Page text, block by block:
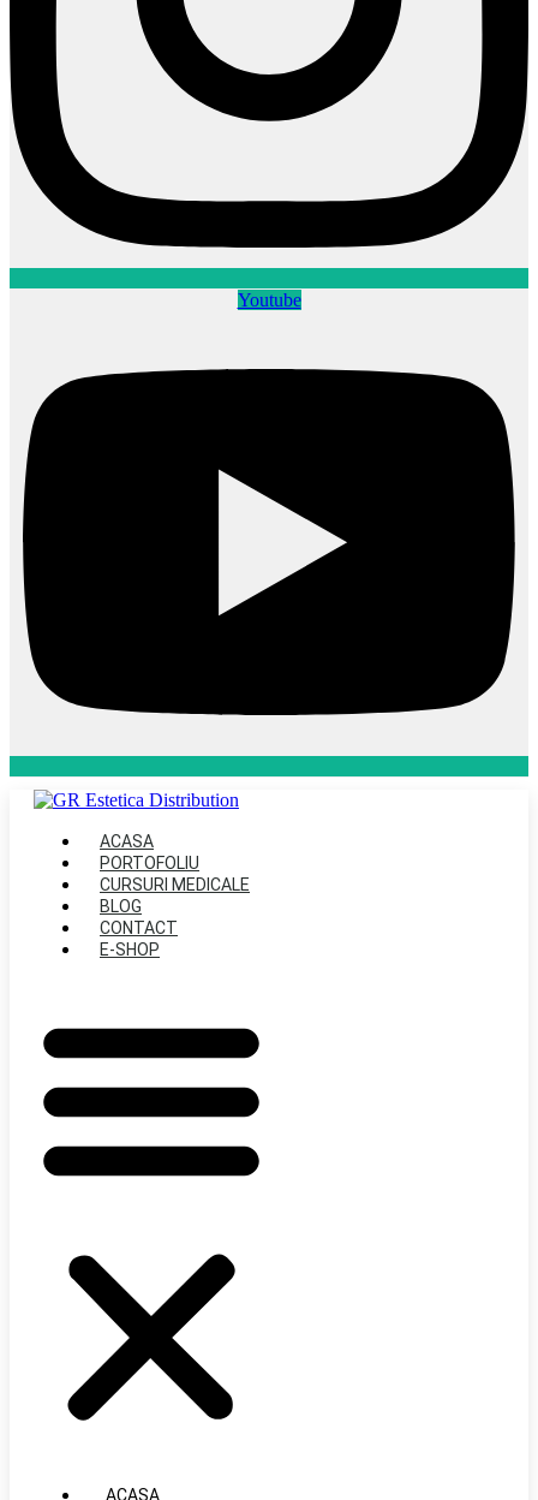
Youtube
ACASA
PORTOFOLIU
CURSURI MEDICALE
BLOG
CONTACT
E-SHOP
ACASA